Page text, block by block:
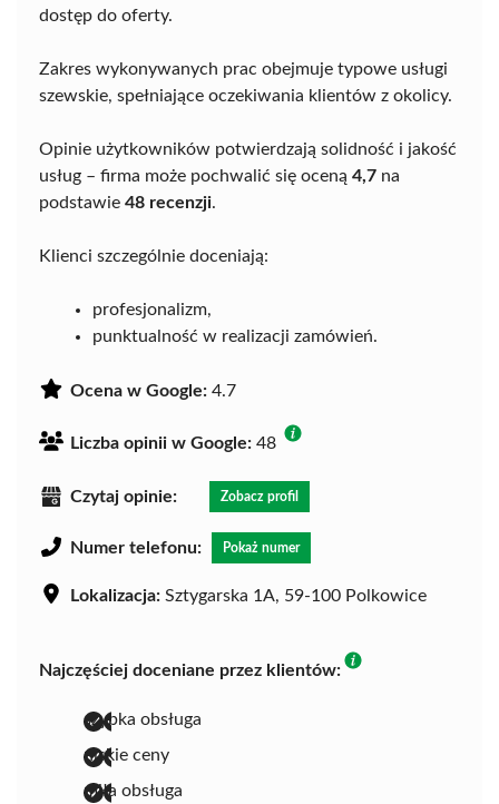
dostęp do oferty.
Zakres wykonywanych prac obejmuje typowe usługi
szewskie, spełniające oczekiwania klientów z okolicy.
Opinie użytkowników potwierdzają solidność i jakość
usług – firma może pochwalić się oceną 4,7 na
podstawie 48 recenzji.
Klienci szczególnie doceniają:
profesjonalizm,
punktualność w realizacji zamówień.
Ocena w Google: 4.7
Liczba opinii w Google: 48
Czytaj opinie: Zobacz profil
Numer telefonu: Pokaż numer
Lokalizacja: Sztygarska 1A, 59-100 Polkowice
Najczęściej doceniane przez klientów:
szybka obsługa
niskie ceny
miła obsługa